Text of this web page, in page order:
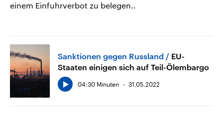
einem Einfuhrverbot zu belegen..
Sanktionen gegen Russland
EU-
Staaten einigen sich auf Teil-Ölembargo
04:30 Minuten 31.05.2022